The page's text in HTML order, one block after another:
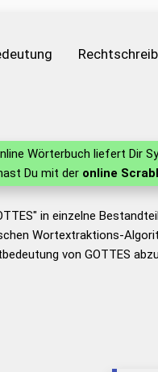
Wörterbuch liefert Dir
Du mit der online
in einzelne
Wortextraktions-
von GOTTES